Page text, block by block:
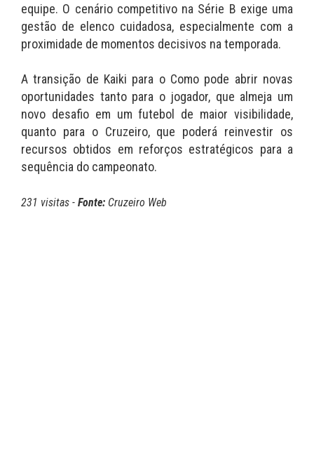
equipe. O cenário competitivo na Série B exige uma
gestão de elenco cuidadosa, especialmente com a
proximidade de momentos decisivos na temporada.
A transição de Kaiki para o Como pode abrir novas
oportunidades tanto para o jogador, que almeja um
novo desafio em um futebol de maior visibilidade,
quanto para o Cruzeiro, que poderá reinvestir os
recursos obtidos em reforços estratégicos para a
sequência do campeonato.
231 visitas - Fonte: Cruzeiro Web